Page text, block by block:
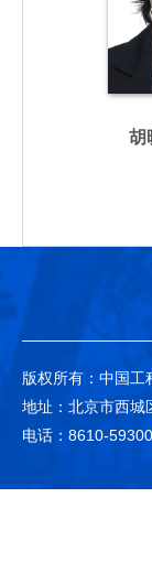
胡
版权所有：中国工
地址：北京市西城
电话：8610-